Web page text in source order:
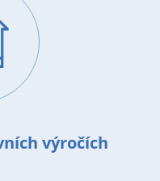
výročích